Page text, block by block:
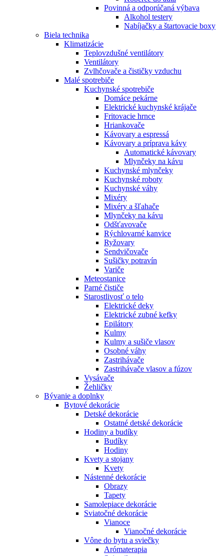
Povinná a odporúčaná výbava
Alkohol testery
Nabíjačky a štartovacie boxy
Biela technika
Klimatizácie
Teplovzdušné ventilátory
Ventilátory
Zvlhčovače a čističky vzduchu
Malé spotrebiče
Kuchynské spotrebiče
Domáce pekárne
Elektrické kuchynské krájače
Fritovacie hrnce
Hriankovače
Kávovary a espressá
Kávovary a príprava kávy
Automatické kávovary
Mlynčeky na kávu
Kuchynské mlynčeky
Kuchynské roboty
Kuchynské váhy
Mixéry
Mixéry a šľahače
Mlynčeky na kávu
Odšťavovače
Rýchlovarné kanvice
Ryžovary
Sendvičovače
Sušičky potravín
Variče
Meteostanice
Parné čističe
Starostlivosť o telo
Elektrické deky
Elektrické zubné kefky
Epilátory
Kulmy
Kulmy a sušiče vlasov
Osobné váhy
Zastrihávače
Zastrihávače vlasov a fúzov
Vysávače
Žehličky
Bývanie a doplnky
Bytové dekorácie
Detské dekorácie
Ostatné detské dekorácie
Hodiny a budíky
Budíky
Hodiny
Kvety a stojany
Kvety
Nástenné dekorácie
Obrazy
Tapety
Samolepiace dekorácie
Sviatočné dekorácie
Vianoce
Vianočné dekorácie
Vône do bytu a sviečky
Arómaterapia